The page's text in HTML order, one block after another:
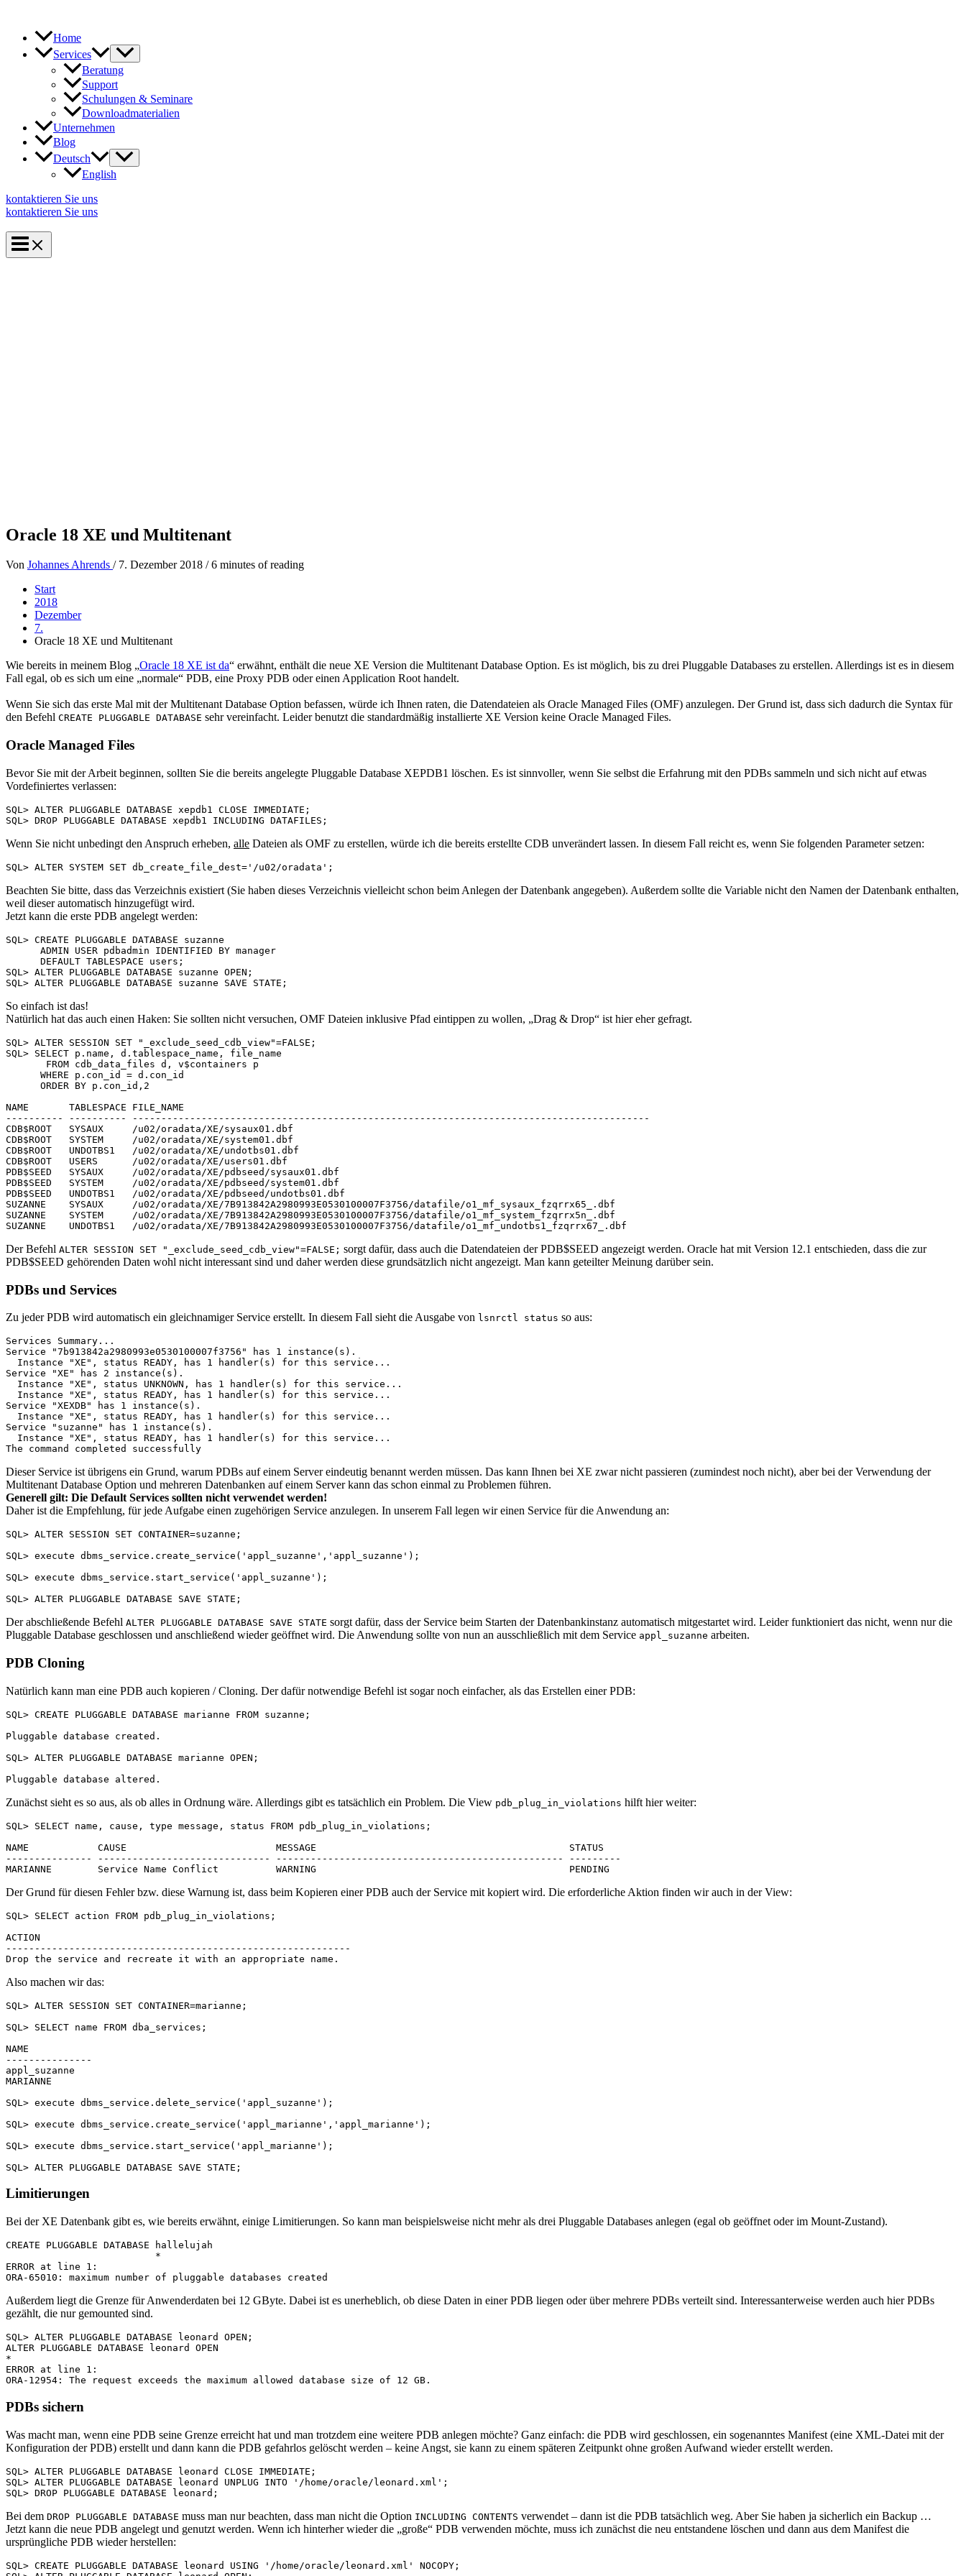
springen
Home
Services
Beratung
Support
Schulungen & Seminare
Downloadmaterialien
Unternehmen
Blog
Deutsch
English
kontaktieren Sie uns
kontaktieren Sie uns
Oracle 18 XE und Multitenant
Von Johannes Ahrends / 7. Dezember 2018 /6 minutes of reading
Start
2018
Dezember
7.
Oracle 18 XE und Multitenant
Wie bereits in meinem Blog „Oracle 18 XE ist da“ erwähnt, enthält die neue XE Version die Multitenant Database Option. Es ist möglich, bis zu drei Pluggable Databases zu erstellen. Allerdings ist es in diesem
Fall egal, ob es sich um eine „normale“ PDB, eine Proxy PDB oder einen Application Root handelt.
Wenn Sie sich das erste Mal mit der Multitenant Database Option befassen, würde ich Ihnen raten, die Datendateien als Oracle Managed Files (OMF) anzulegen. Der Grund ist, dass sich dadurch die Syntax für
den Befehl CREATE PLUGGABLE DATABASE sehr vereinfacht. Leider benutzt die standardmäßig installierte XE Version keine Oracle Managed Files.
Oracle Managed Files
Bevor Sie mit der Arbeit beginnen, sollten Sie die bereits angelegte Pluggable Database XEPDB1 löschen. Es ist sinnvoller, wenn Sie selbst die Erfahrung mit den PDBs sammeln und sich nicht auf etwas
Vordefiniertes verlassen:
SQL> ALTER PLUGGABLE DATABASE xepdb1 CLOSE IMMEDIATE;
Wenn Sie nicht unbedingt den Anspruch erheben, alle Dateien als OMF zu erstellen, würde ich die bereits erstellte CDB unverändert lassen. In diesem Fall reicht es, wenn Sie folgenden Parameter setzen:
Beachten Sie bitte, dass das Verzeichnis existiert (Sie haben dieses Verzeichnis vielleicht schon beim Anlegen der Datenbank angegeben). Außerdem sollte die Variable nicht den Namen der Datenbank enthalten,
weil dieser automatisch hinzugefügt wird.
Jetzt kann die erste PDB angelegt werden:
SQL> CREATE PLUGGABLE DATABASE suzanne
      ADMIN USER pdbadmin IDENTIFIED BY manager
      DEFAULT TABLESPACE users;
SQL> ALTER PLUGGABLE DATABASE suzanne OPEN;
So einfach ist das!
Natürlich hat das auch einen Haken: Sie sollten nicht versuchen, OMF Dateien inklusive Pfad eintippen zu wollen, „Drag & Drop“ ist hier eher gefragt.
SQL> ALTER SESSION SET "_exclude_seed_cdb_view"=FALSE;
SQL> SELECT p.name, d.tablespace_name, file_name
       FROM cdb_data_files d, v$containers p
      WHERE p.con_id = d.con_id
      ORDER BY p.con_id,2
NAME       TABLESPACE FILE_NAME
---------- ---------- ------------------------------------------------------------------------------------------
CDB$ROOT   SYSAUX     /u02/oradata/XE/sysaux01.dbf
CDB$ROOT   SYSTEM     /u02/oradata/XE/system01.dbf
CDB$ROOT   UNDOTBS1   /u02/oradata/XE/undotbs01.dbf
CDB$ROOT   USERS      /u02/oradata/XE/users01.dbf
PDB$SEED   SYSAUX     /u02/oradata/XE/pdbseed/sysaux01.dbf
PDB$SEED   SYSTEM     /u02/oradata/XE/pdbseed/system01.dbf
PDB$SEED   UNDOTBS1   /u02/oradata/XE/pdbseed/undotbs01.dbf
SUZANNE    SYSAUX     /u02/oradata/XE/7B913842A2980993E0530100007F3756/datafile/o1_mf_sysaux_fzqrrx65_.dbf
SUZANNE    SYSTEM     /u02/oradata/XE/7B913842A2980993E0530100007F3756/datafile/o1_mf_system_fzqrrx5n_.dbf
Der Befehl ALTER SESSION SET "_exclude_seed_cdb_view"=FALSE; sorgt dafür, dass auch die Datendateien der PDB$SEED angezeigt werden. Oracle hat mit Version 12.1 entschieden, dass die zur
PDB$SEED gehörenden Daten wohl nicht interessant sind und daher werden diese grundsätzlich nicht angezeigt. Man kann geteilter Meinung darüber sein.
PDBs und Services
Zu jeder PDB wird automatisch ein gleichnamiger Service erstellt. In diesem Fall sieht die Ausgabe von lsnrctl status so aus:
Services Summary...
Service "7b913842a2980993e0530100007f3756" has 1 instance(s).
  Instance "XE", status READY, has 1 handler(s) for this service...
Service "XE" has 2 instance(s).
  Instance "XE", status UNKNOWN, has 1 handler(s) for this service...
  Instance "XE", status READY, has 1 handler(s) for this service...
Service "XEXDB" has 1 instance(s).
  Instance "XE", status READY, has 1 handler(s) for this service...
Service "suzanne" has 1 instance(s).
  Instance "XE", status READY, has 1 handler(s) for this service...
Dieser Service ist übrigens ein Grund, warum PDBs auf einem Server eindeutig benannt werden müssen. Das kann Ihnen bei XE zwar nicht passieren (zumindest noch nicht), aber bei der Verwendung der
Multitenant Database Option und mehreren Datenbanken auf einem Server kann das schon einmal zu Problemen führen.
Generell gilt: Die Default Services sollten nicht verwendet werden!
Daher ist die Empfehlung, für jede Aufgabe einen zugehörigen Service anzulegen. In unserem Fall legen wir einen Service für die Anwendung an:
SQL> ALTER SESSION SET CONTAINER=suzanne;
SQL> execute dbms_service.create_service('appl_suzanne','appl_suzanne');
SQL> execute dbms_service.start_service('appl_suzanne');
Der abschließende Befehl ALTER PLUGGABLE DATABASE SAVE STATE sorgt dafür, dass der Service beim Starten der Datenbankinstanz automatisch mitgestartet wird. Leider funktioniert das nicht, wenn nur die
Pluggable Database geschlossen und anschließend wieder geöffnet wird. Die Anwendung sollte von nun an ausschließlich mit dem Service appl_suzanne arbeiten.
PDB Cloning
Natürlich kann man eine PDB auch kopieren / Cloning. Der dafür notwendige Befehl ist sogar noch einfacher, als das Erstellen einer PDB:
SQL> CREATE PLUGGABLE DATABASE marianne FROM suzanne;
Pluggable database created.
SQL> ALTER PLUGGABLE DATABASE marianne OPEN;
Zunächst sieht es so aus, als ob alles in Ordnung wäre. Allerdings gibt es tatsächlich ein Problem. Die View pdb_plug_in_violations hilft hier weiter:
SQL> SELECT name, cause, type message, status FROM pdb_plug_in_violations;
NAME            CAUSE                          MESSAGE                                            STATUS
--------------- ------------------------------ -------------------------------------------------- ---------
Der Grund für diesen Fehler bzw. diese Warnung ist, dass beim Kopieren einer PDB auch der Service mit kopiert wird. Die erforderliche Aktion finden wir auch in der View:
SQL> SELECT action FROM pdb_plug_in_violations;
ACTION
------------------------------------------------------------
Also machen wir das:
SQL> ALTER SESSION SET CONTAINER=marianne;
SQL> SELECT name FROM dba_services;
NAME
---------------
appl_suzanne
MARIANNE
SQL> execute dbms_service.delete_service('appl_suzanne');
SQL> execute dbms_service.create_service('appl_marianne','appl_marianne');
SQL> execute dbms_service.start_service('appl_marianne');
Limitierungen
Bei der XE Datenbank gibt es, wie bereits erwähnt, einige Limitierungen. So kann man beispielsweise nicht mehr als drei Pluggable Databases anlegen (egal ob geöffnet oder im Mount-Zustand).
CREATE PLUGGABLE DATABASE hallelujah
                          *
ERROR at line 1:
Außerdem liegt die Grenze für Anwenderdaten bei 12 GByte. Dabei ist es unerheblich, ob diese Daten in einer PDB liegen oder über mehrere PDBs verteilt sind. Interessanterweise werden auch hier PDBs
gezählt, die nur gemounted sind.
SQL> ALTER PLUGGABLE DATABASE leonard OPEN;
ALTER PLUGGABLE DATABASE leonard OPEN
*
ERROR at line 1:
PDBs sichern
Was macht man, wenn eine PDB seine Grenze erreicht hat und man trotzdem eine weitere PDB anlegen möchte? Ganz einfach: die PDB wird geschlossen, ein sogenanntes Manifest (eine XML-Datei mit der
Konfiguration der PDB) erstellt und dann kann die PDB gefahrlos gelöscht werden – keine Angst, sie kann zu einem späteren Zeitpunkt ohne großen Aufwand wieder erstellt werden.
SQL> ALTER PLUGGABLE DATABASE leonard CLOSE IMMEDIATE;
SQL> ALTER PLUGGABLE DATABASE leonard UNPLUG INTO '/home/oracle/leonard.xml';
Bei dem DROP PLUGGABLE DATABASE muss man nur beachten, dass man nicht die Option INCLUDING CONTENTS verwendet – dann ist die PDB tatsächlich weg. Aber Sie haben ja sicherlich ein Backup …
Jetzt kann die neue PDB angelegt und genutzt werden. Wenn ich hinterher wieder die „große“ PDB verwenden möchte, muss ich zunächst die neu entstandene löschen und dann aus dem Manifest die
ursprüngliche PDB wieder herstellen:
SQL> CREATE PLUGGABLE DATABASE leonard USING '/home/oracle/leonard.xml' NOCOPY;